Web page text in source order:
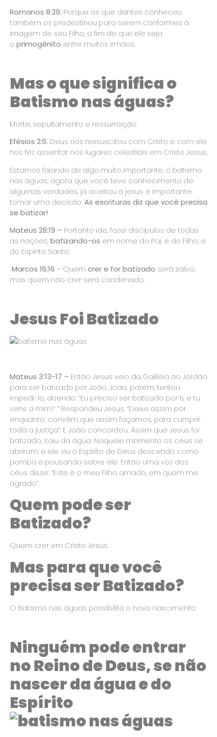
Romanos 8:29. Porque os que dantes conheceu
também os predestinou para serem conformes à
imagem de seu Filho, a fim de que ele seja
o primogênito entre muitos irmãos.
Mas o que significa o
Batismo nas águas?
Morte, sepultamento e ressurreição.
Efésios 2:6. Deus nos ressuscitou com Cristo e com ele
nos fez assentar nos lugares celestiais em Cristo Jesus,
Estamos falando de algo muito importante, o batismo
nas águas, agora que você teve conhecimento de
algumas verdades, já aceitou a jesus é importante
tomar uma decisão.As escrituras diz que você precisa
se batizar!
Mateus 28:19 – Portanto ide, fazei discípulos de todas
as nações,batizando-os em nome do Pai, e do Filho, e
do Espírito Santo;
Marcos 16:16 – Quem crer e for batizado será salvo;
mas quem não crer será condenado.
Jesus Foi Batizado
Mateus 3:13-17 – Então Jesus veio da Galiléia ao Jordão
para ser batizado por João. João, porém, tentou
impedi-lo, dizendo: “Eu preciso ser batizado por ti, e tu
vens a mim? ” Respondeu Jesus: “Deixe assim por
enquanto; convém que assim façamos, para cumprir
toda a justiça”. E João concordou. Assim que Jesus foi
batizado, saiu da água. Naquele momento os céus se
abriram, e ele viu o Espírito de Deus descendo como
pomba e pousando sobre ele. Então uma voz dos
céus disse: “Este é o meu Filho amado, em quem me
agrado”.
Quem pode ser
Batizado?
Quem crer em Cristo Jesus.
Mas para que você
precisa ser Batizado?
O Batismo nas águas possibilita o novo nascimento.
Ninguém pode entrar
no Reino de Deus, se não
nascer da água e do
Espírito